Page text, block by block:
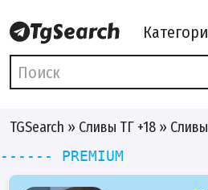
TGSearch » Сливы ТГ +18 »
------ PREMIUM